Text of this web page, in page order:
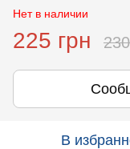
Нет в наличии
225 грн
В